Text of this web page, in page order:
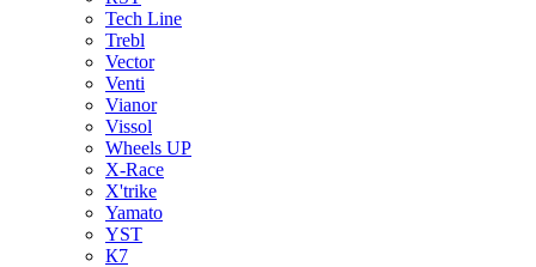
Tech Line
Trebl
Vector
Venti
Vianor
Vissol
Wheels UP
X-Race
X'trike
Yamato
YST
К7